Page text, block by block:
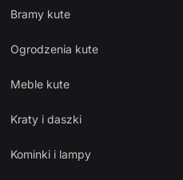
Bramy kute
Ogrodzenia kute
Meble kute
Kraty i daszki
Kominki i lampy